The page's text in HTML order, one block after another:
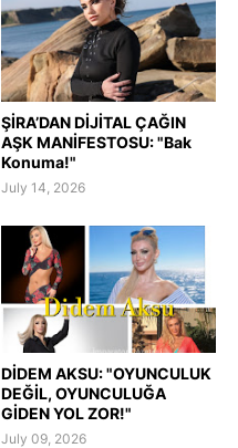
ŞİRA’DAN DİJİTAL ÇAĞIN
AŞK MANİFESTOSU: "Bak
Konuma!"
July 14, 2026
DİDEM AKSU: "OYUNCULUK
DEĞİL, OYUNCULUĞA
GİDEN YOL ZOR!"
July 09, 2026